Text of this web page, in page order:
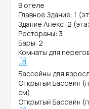
В отеле
Главное Здание: 1
Здание Анекс: 2
Рестораны: 3
Бары: 2
Комнаты для
Бассейны для
Открытый Бассейн
см)
Открытый Бассейн